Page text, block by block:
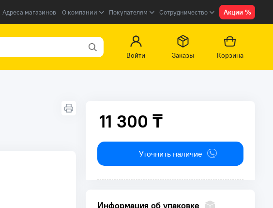
Адреса магазинов О компании Покупателям Сотрудничество Акции %
Войти
Заказы Корзина
11 300 ₸
11 300 ₸
Уточнить наличие
Информация об упаковке